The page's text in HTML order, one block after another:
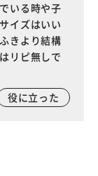
いる時や子
イズはいい
きより結構
リピ無しで
役に立った